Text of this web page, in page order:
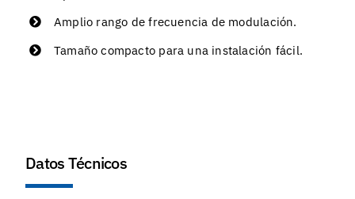
Amplio rango de frecuencia de modulación.
Tamaño compacto para una instalación fácil.
Datos Técnicos